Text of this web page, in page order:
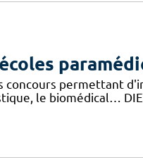
concours permettant
le biomédical…